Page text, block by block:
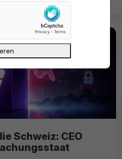
Schweiz: CEO